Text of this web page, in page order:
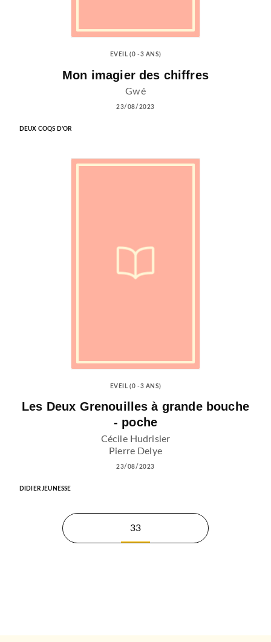
EVEIL (0 -3 ANS)
Mon imagier des chiffres
Gwé
23/08/2023
DEUX COQS D'OR
EVEIL (0 -3 ANS)
Les Deux Grenouilles à grande bouche
- poche
Cécile Hudrisier
Pierre Delye
23/08/2023
DIDIER JEUNESSE
33